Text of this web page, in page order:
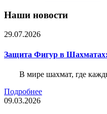
Наши новости
29.07.2026
Защита Фигур в
В мире шахмат, где
Подробнее
09.03.2026